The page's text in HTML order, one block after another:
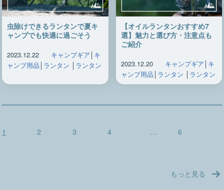
虫除けできるランタンで夏キ
ャンプでも快適に過ごそう
2023.12.22 キャンプギア │ キ
ャンプ用品 │ ランタン │ ランタン
【オイルランタンおすすめ7
選】魅力と選び方・注意点も
ご紹介
2023.12.20 キャンプギア │ キ
ャンプ用品 │ ランタン │ ランタン
投1 2 3 4 … 6
もっと見る